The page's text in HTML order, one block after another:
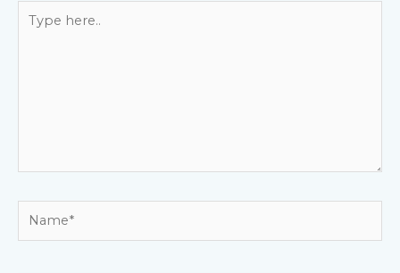
here..